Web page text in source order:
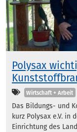
Polysax
Kategorien
Wirtschaft + Arbeit
Das Bildungs- und
kurz Polysax e.V. in
Einrichtung des